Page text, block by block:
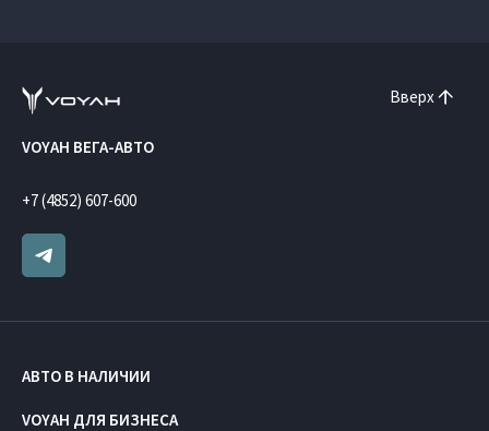
Вверх
VOYAH ВЕГА-АВТО
+7 (4852) 607-600
АВТО В НАЛИЧИИ
VOYAH ДЛЯ БИЗНЕСА